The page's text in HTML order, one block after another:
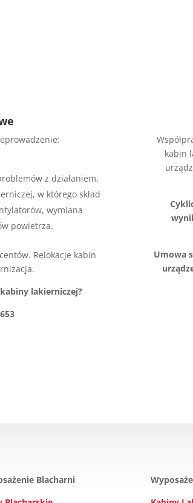
z działaniem,
w którego skład
wymiana
powietrza.
Relokacje kabin
lakierniczej?
kabin
Umowa
Blacharni